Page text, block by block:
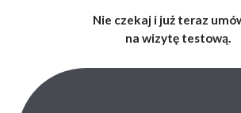
Nie czekaj i już teraz
na wizytę testową.